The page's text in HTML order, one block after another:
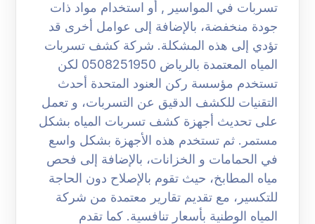
تسربات في المواسير , أو استخدام مواد ذات
جودة منخفضة، بالإضافة إلى عوامل أخرى قد
تؤدي إلى هذه المشكلة. شركة كشف تسربات
المياه المعتمدة بالرياض 0508251950 لكن
تستخدم مؤسسة ركن العنود المتحدة أحدث
التقنيات للكشف الدقيق عن التسربات، و تعمل
على تحديث أجهزة كشف تسربات المياه بشكل
مستمر. ثم تستخدم هذه الأجهزة بشكل واسع
في الحمامات و الخزانات، بالإضافة إلى فحص
مياه المطابخ، حيث تقوم بالإصلاح دون الحاجة
للتكسير، مع تقديم تقارير معتمدة من شركة
المياه الوطنية بأسعار تنافسية. كما تقدم